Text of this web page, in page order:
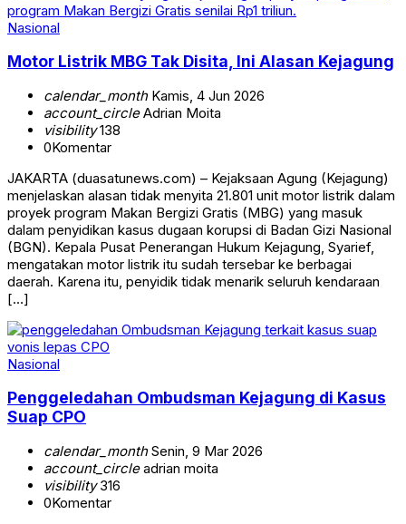
Nasional
Motor Listrik MBG Tak Disita, Ini Alasan Kejagung
calendar_monthKamis, 4 Jun 2026
account_circleAdrian Moita
visibility138
0Komentar
JAKARTA (duasatunews.com) – Kejaksaan Agung (Kejagung)
menjelaskan alasan tidak menyita 21.801 unit motor listrik dalam
proyek program Makan Bergizi Gratis (MBG) yang masuk
dalam penyidikan kasus dugaan korupsi di Badan Gizi Nasional
(BGN). Kepala Pusat Penerangan Hukum Kejagung, Syarief,
mengatakan motor listrik itu sudah tersebar ke berbagai
daerah. Karena itu, penyidik tidak menarik seluruh kendaraan
[…]
Nasional
Penggeledahan Ombudsman Kejagung di Kasus
Suap CPO
calendar_monthSenin, 9 Mar 2026
account_circleadrian moita
visibility316
0Komentar